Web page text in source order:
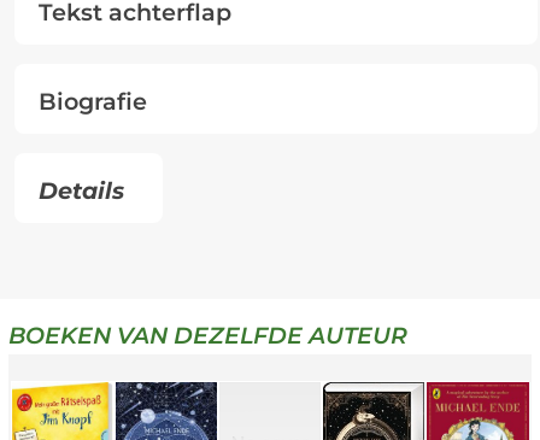
Tekst achterflap
Biografie
Details
BOEKEN VAN DEZELFDE AUTEUR